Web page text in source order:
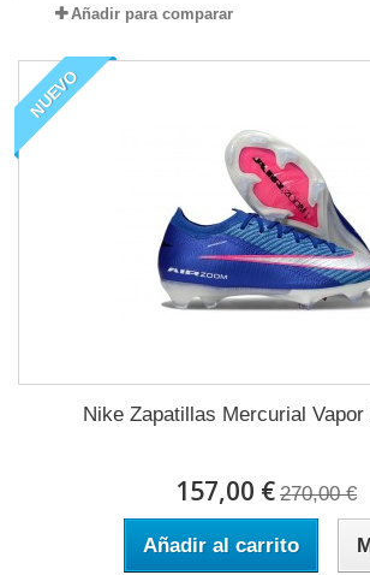
Añadir para comparar
NUEVO
Nike Zapatillas Mercurial Vapor
157,00 € 270,00 €
Añadir al carrito